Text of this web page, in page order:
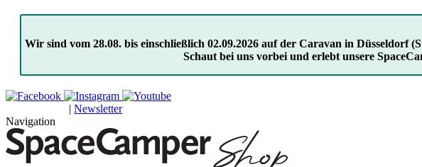
Wir sind vom 28.08. bis einschließlich 02.09.2026 auf der Caravan in Düsseldorf
Schaut bei uns vorbei und erlebt unsere
| Newsletter
Navigation